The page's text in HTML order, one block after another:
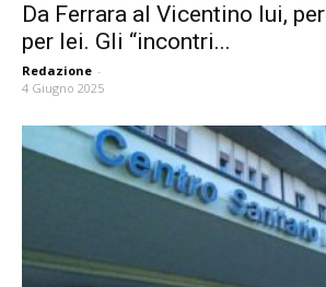
Da Ferrara al Vicentino lui,
per lei. Gli “incontri...
Redazione -
4 Giugno 2025